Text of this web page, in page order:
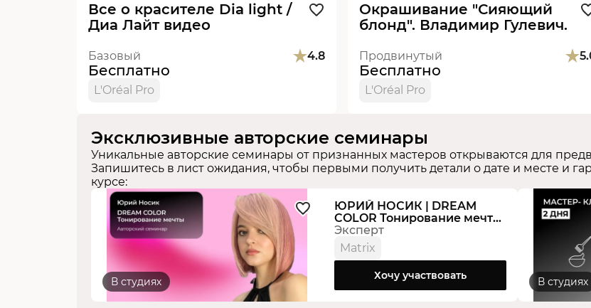
Все о красителе Dia light /
Диа Лайт видео
Базовый 4.8
Бесплатно
L'Oréal Pro
Окрашивание "Сияющий
блонд". Владимир Гулевич.
Продвинутый
Бесплатно
L'Oréal Pro
Эксклюзивные авторские семинары
Уникальные авторские семинары от признанных мастеров открываются для
Запишитесь в лист ожидания, чтобы первыми получить детали о дате и месте и
курсе:
В студиях
ЮРИЙ НОСИК | DREAM
COLOR Тонирование мечты
Мастер-класс Практика
Эксперт
Matrix
Хочу участвовать В студиях
Видеоурок
Новинка